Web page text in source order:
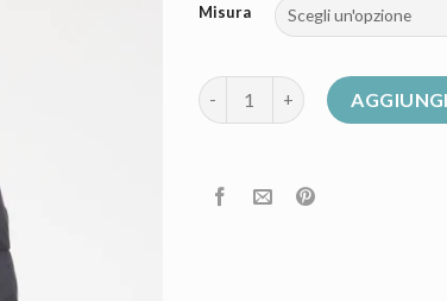
Misura
piumini save the duck quantità